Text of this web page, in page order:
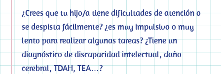
¿Crees que tu hijo/a tiene dificultades de atención o
se despista fácilmente? ¿es muy impulsivo o muy
lento para realizar algunas tareas? ¿Tiene un
diagnóstico de discapacidad intelectual, daño
cerebral, TDAH, TEA…?